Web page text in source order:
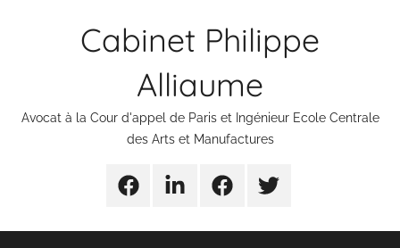
Cabinet Philippe
Alliaume
Avocat à la Cour d'appel de Paris et Ingénieur Ecole Centrale
des Arts et Manufactures
UrgencesLinkedinFacebookTwitter